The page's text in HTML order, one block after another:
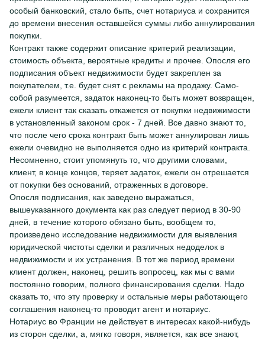
особый банковский, стало быть, счет нотариуса и сохранится
до времени внесения оставшейся суммы либо аннулирования
покупки.
Контракт также содержит описание критерий реализации,
стоимость объекта, вероятные кредиты и прочее. Опосля его
подписания объект недвижимости будет закреплен за
покупателем, т.е. будет снят с рекламы на продажу. Само-
собой разумеется, задаток наконец-то быть может возвращен,
ежели клиент так сказать откажется от покупки недвижимости
в установленный законом срок - 7 дней. Все давно знают то,
что после чего срока контракт быть может аннулирован лишь
ежели очевидно не выполняется одно из критерий контракта.
Несомненно, стоит упомянуть то, что другими словами,
клиент, в конце концов, теряет задаток, ежели он отрешается
от покупки без оснований, отраженных в договоре.
Опосля подписания, как заведено выражаться,
вышеуказанного документа как раз следует период в 30-90
дней, в течение которого обязано быть, вообщем то,
произведено исследование недвижимости для выявления
юридической чистоты сделки и различных недоделок в
недвижимости и их устранения. В тот же период времени
клиент должен, наконец, решить вопросец, как мы с вами
постоянно говорим, полного финансирования сделки. Надо
сказать то, что эту проверку и остальные меры работающего
соглашения наконец-то проводит агент и нотариус.
Нотариус во Франции не действует в интересах какой-нибудь
из сторон сделки, а, мягко говоря, является, как все знают,